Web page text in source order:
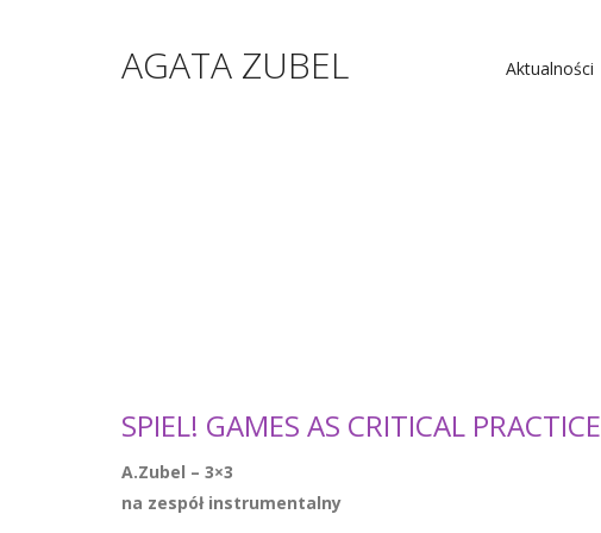
AGATA ZUBEL Aktualności
SPIEL! GAMES AS CRITICAL PRACTICE
A.Zubel – 3×3
na zespół instrumentalny